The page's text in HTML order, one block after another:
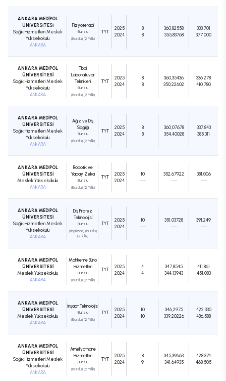
ANKARA MEDİPOL
ÜNİVERSİTESİ
Sağlık Hizmetleri Meslek
Yüksekokulu
ANKARA
Fizyoterapi
Burslu
(Burslu) (2 Yıllık)
TYT
2025
2024
8
8
360,82558
355,83768
333.701
377.000
ANKARA MEDİPOL
ÜNİVERSİTESİ
Sağlık Hizmetleri Meslek
Yüksekokulu
ANKARA
Tıbbi
Laboratuvar
Teknikleri
Burslu
(Burslu) (2 Yıllık)
TYT
2025
2024
8
8
360,35436
350,22602
336.278
410.780
ANKARA MEDİPOL
ÜNİVERSİTESİ
Sağlık Hizmetleri Meslek
Yüksekokulu
ANKARA
Ağız ve Diş
Sağlığı
Burslu
(Burslu) (2 Yıllık)
TYT
2025
2024
8
8
360,07678
354,40028
337.843
385.311
ANKARA MEDİPOL
ÜNİVERSİTESİ
Meslek Yüksekokulu
ANKARA
Robotik ve
Yapay Zeka
Burslu
(Burslu) (2 Yıllık)
TYT
2025
2024
10
---
352,67922
---
381.006
---
ANKARA MEDİPOL
ÜNİVERSİTESİ
Sağlık Hizmetleri Meslek
Yüksekokulu
ANKARA
Diş Protez
Teknolojisi
Burslu
(İngilizce) (Burslu)
(2 Yıllık)
TYT
2025
2024
10
---
351,03728
---
391.249
---
ANKARA MEDİPOL
ÜNİVERSİTESİ
Meslek Yüksekokulu
ANKARA
Mahkeme Büro
Hizmetleri
Burslu
(Burslu) (2 Yıllık)
TYT
2025
2024
4
4
347,8545
344,13943
411.861
451.083
ANKARA MEDİPOL
ÜNİVERSİTESİ
Meslek Yüksekokulu
ANKARA
İnşaat Teknolojisi
Burslu
(Burslu) (2 Yıllık)
TYT
2025
2024
10
10
346,2975
339,20226
422.330
486.588
ANKARA MEDİPOL
ÜNİVERSİTESİ
Sağlık Hizmetleri Meslek
Yüksekokulu
ANKARA
Ameliyathane
Hizmetleri
Burslu
(Burslu) (2 Yıllık)
TYT
2025
2024
8
9
345,39663
341,64935
428.374
468.505